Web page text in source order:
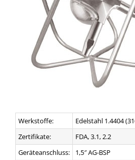
Werkstoffe:
Edelstahl 1.4404
Zertifikate:
FDA, 3.1, 2.2
Geräteanschluss:
1,5″ AG-BSP